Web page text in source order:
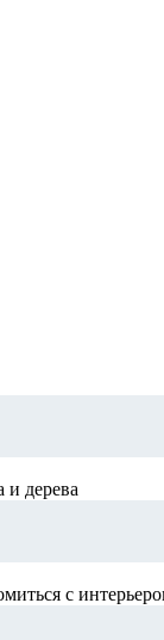
и дерева
с